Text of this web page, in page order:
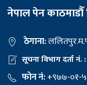
नेपाल पेन काठमाडौँ
ठेगाना:
सूचना विभाग दर्ता नं. :
फोन नं:+९७७-०१-